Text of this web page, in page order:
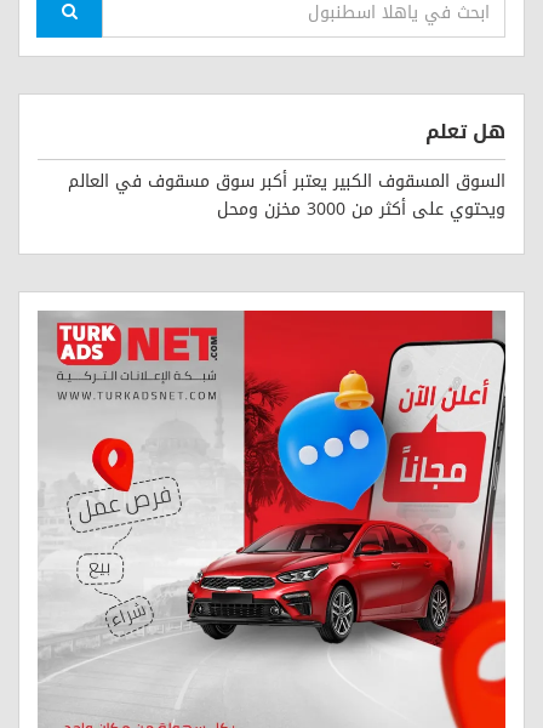
هل تعلم
السوق المسقوف الكبير يعتبر أكبر سوق مسقوف في العالم
ويحتوي على أكثر من 3000 مخزن ومحل